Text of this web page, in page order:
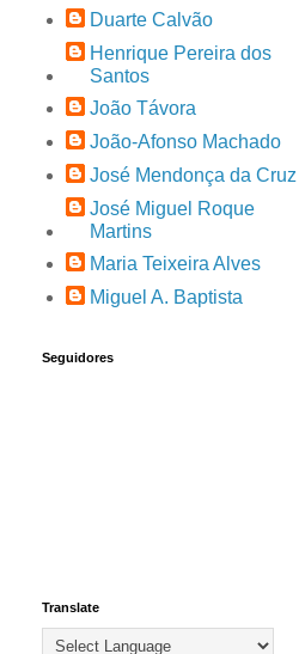
Duarte Calvão
Henrique Pereira dos
Santos
João Távora
João-Afonso Machado
José Mendonça da Cruz
José Miguel Roque
Martins
Maria Teixeira Alves
Miguel A. Baptista
Seguidores
Translate